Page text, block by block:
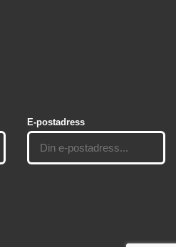
E-postadress